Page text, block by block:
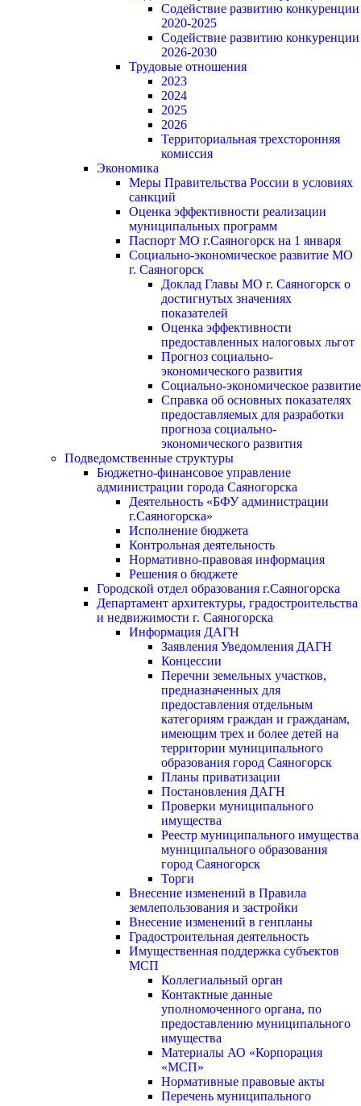
Содействие развитию конкуренции
2020-2025
Содействие развитию конкуренции
2026-2030
Трудовые отношения
2023
2024
2025
2026
Территориальная трехсторонняя
комиссия
Экономика
Меры Правительства России в условиях
санкций
Оценка эффективности реализации
муниципальных программ
Паспорт МО г.Саяногорск на 1 января
Социально-экономическое развитие МО
г. Саяногорск
Доклад Главы МО г. Саяногорск о
достигнутых значениях
показателей
Оценка эффективности
предоставленных налоговых льгот
Прогноз социально-
экономического развития
Социально-экономическое развитие
Справка об основных показателях
предоставляемых для разработки
прогноза социально-
экономического развития
Подведомственные структуры
Бюджетно-финансовое управление
администрации города Саяногорска
Деятельность «БФУ администрации
г.Саяногорска»
Исполнение бюджета
Контрольная деятельность
Нормативно-правовая информация
Решения о бюджете
Городской отдел образования г.Саяногорска
Департамент архитектуры, градостроительства
и недвижимости г. Саяногорска
Информация ДАГН
Заявления Уведомления ДАГН
Концессии
Перечни земельных участков,
предназначенных для
предоставления отдельным
категориям граждан и гражданам,
имеющим трех и более детей на
территории муниципального
образования город Саяногорск
Планы приватизации
Постановления ДАГН
Проверки муниципального
имущества
Реестр муниципального имущества
муниципального образования
город Саяногорск
Торги
Внесение изменений в Правила
землепользования и застройки
Внесение изменений в генпланы
Градостроительная деятельность
Имущественная поддержка субъектов
МСП
Коллегиальный орган
Контактные данные
уполномоченного органа, по
предоставлению муниципального
имущества
Материалы АО «Корпорация
«МСП»
Нормативные правовые акты
Перечень муниципального